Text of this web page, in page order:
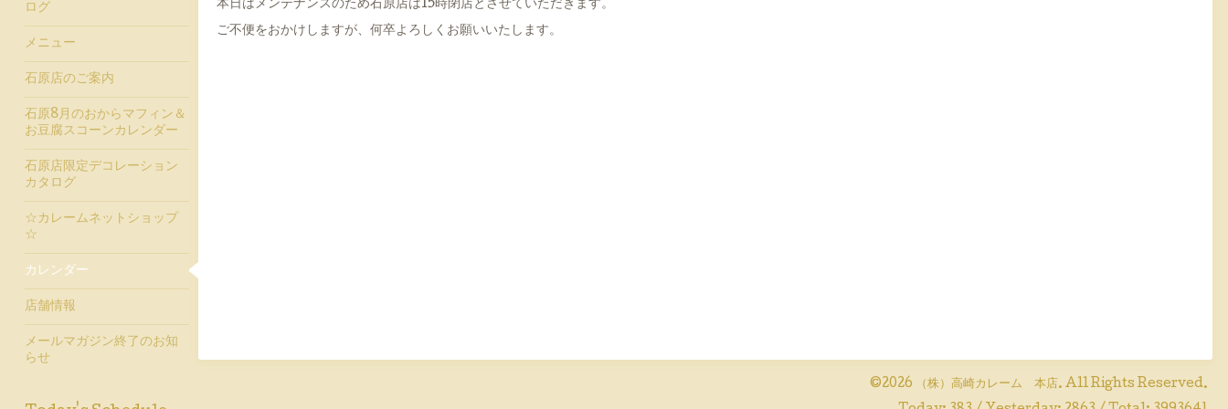
本日はメンテナンスのため石原店は15時閉店とさせていただきます。
ご不便をおかけしますが、何卒よろしくお願いいたします。
©2026 （株）高崎カレーム 本店. All Rights Reserved.
ログ
メニュー
石原店のご案内
石原8月のおからマフィン＆
お豆腐スコーンカレンダー
石原店限定デコレーション
カタログ
☆カレームネットショップ
☆
カレンダー
店舗情報
メールマガジン終了のお知
らせ